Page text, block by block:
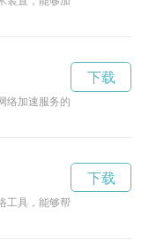
络加速服务的工具，许多用
下载
工具，能够帮助用户解决网
下载